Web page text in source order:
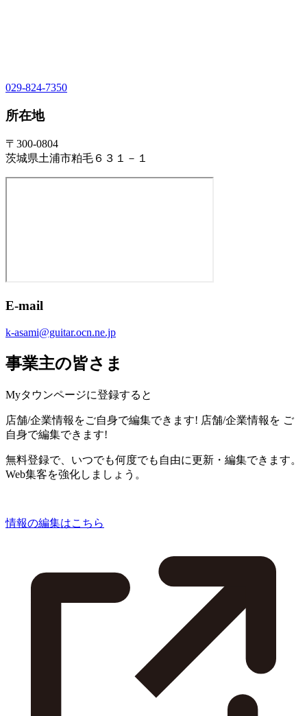
029-824-7350
所在地
〒300-0804
茨城県土浦市粕毛６３１－１
E-mail
k-asami@guitar.ocn.ne.jp
事業主の皆さま
Myタウンページに登録すると
店舗/企業情報をご自身で編集できます! 店舗/企業情報を ご
自身で編集できます!
無料登録で、いつでも何度でも自由に更新・編集できます。
Web集客を強化しましょう。
情報の編集はこちら